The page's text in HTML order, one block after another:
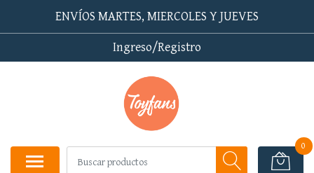
ENVÍOS MARTES, MIERCOLES Y JUEVES
Ingreso/Registro
0